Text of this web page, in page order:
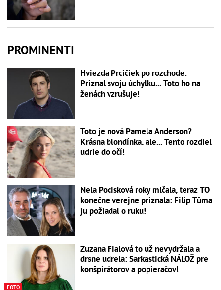
PROMINENTI
Hviezda Prcičiek po rozchode:
Priznal svoju úchylku... Toto ho na
ženách vzrušuje!
Toto je nová Pamela Anderson?
Krásna blondínka, ale... Tento rozdiel
udrie do očí!
Nela Pocisková roky mlčala, teraz TO
konečne verejne priznala: Filip Tůma
ju požiadal o ruku!
FOTO
Zuzana Fialová to už nevydržala a
drsne udrela: Sarkastická NÁLOŽ pre
konšpirátorov a popieračov!